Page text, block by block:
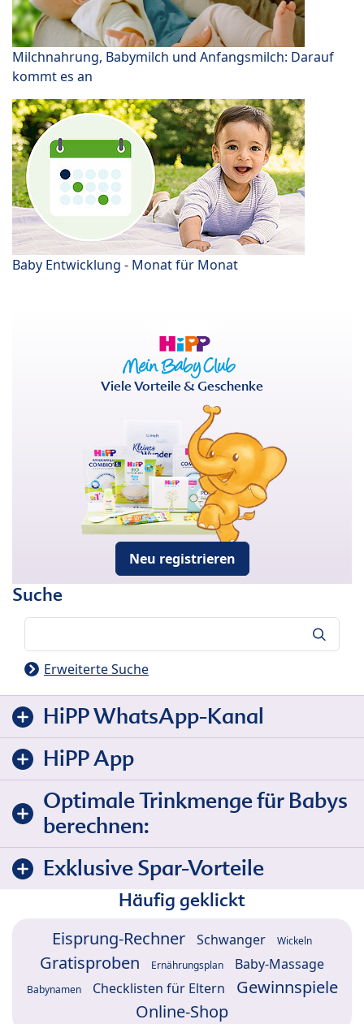
Milchnahrung, Babymilch und Anfangsmilch: Darauf
kommt es an
Baby Entwicklung - Monat für Monat
Viele Vorteile & Geschenke
Neu registrieren
Suche
Erweiterte Suche
HiPP WhatsApp-Kanal
HiPP App
Optimale Trinkmenge für Babys
berechnen:
Exklusive Spar-Vorteile
Häufig geklickt
Eisprung-Rechner Schwanger Wickeln
Gratisproben Ernährungsplan Baby-Massage
Babynamen Checklisten für Eltern
Gewinnspiele
Online-Shop